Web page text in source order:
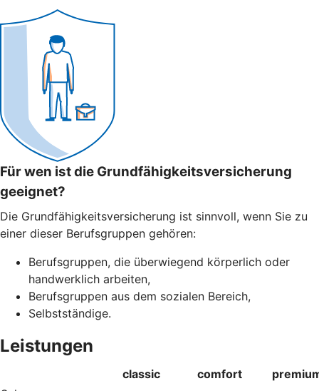
Für wen ist die Grundfähigkeitsversicherung
geeignet?
Die Grundfähigkeitsversicherung ist sinnvoll, wenn Sie zu
einer dieser Berufsgruppen gehören:
Berufsgruppen, die überwiegend körperlich oder
handwerklich arbeiten,
Berufsgruppen aus dem sozialen Bereich,
Selbstständige.
Leistungen
classic comfort